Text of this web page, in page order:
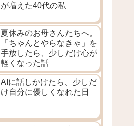
が増えた40代の私
夏休みのお母さんたちへ。
「ちゃんとやらなきゃ」を
手放したら、少しだけ心が
軽くなった話
AIに話しかけたら、少しだ
け自分に優しくなれた日